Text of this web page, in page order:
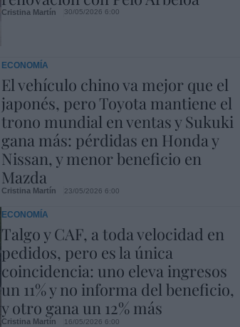
Cristina Martín 30/05/2026 6:00
El vehículo chino va mejor que el
japonés, pero Toyota mantiene el
trono mundial en ventas y Sukuki
gana más: pérdidas en Honda y
Nissan, y menor beneficio en
Mazda
ECONOMÍA
Cristina Martín 23/05/2026 6:00
Talgo y CAF, a toda velocidad en
pedidos, pero es la única
coincidencia: uno eleva ingresos
un 11% y no informa del beneficio,
y otro gana un 12% más
ECONOMÍA
Cristina Martín 16/05/2026 6:00